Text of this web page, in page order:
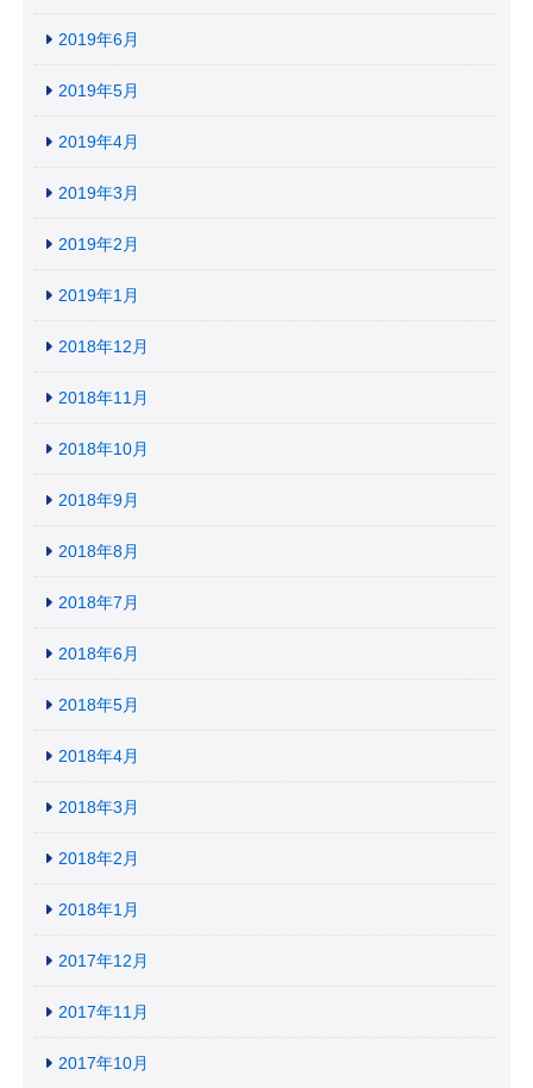
2019年6月
2019年5月
2019年4月
2019年3月
2019年2月
2019年1月
2018年12月
2018年11月
2018年10月
2018年9月
2018年8月
2018年7月
2018年6月
2018年5月
2018年4月
2018年3月
2018年2月
2018年1月
2017年12月
2017年11月
2017年10月